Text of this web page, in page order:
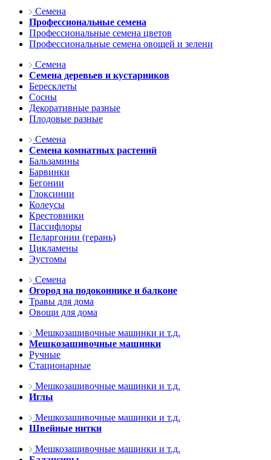
Семена
Профессиональные семена
Профессиональные семена цветов
Профессиональные семена овощей и зелени
Семена
Семена деревьев и кустарников
Бересклеты
Сосны
Декоративные разные
Плодовые разные
Семена
Семена комнатных растений
Бальзамины
Барвинки
Бегонии
Глоксинии
Колеусы
Крестовники
Пассифлоры
Пеларгонии (герань)
Цикламены
Эустомы
Семена
Огород на подоконнике и балконе
Травы для дома
Овощи для дома
Мешкозашивочные машинки и т.д.
Мешкозашивочные машинки
Ручные
Стационарные
Мешкозашивочные машинки и т.д.
Иглы
Мешкозашивочные машинки и т.д.
Швейные нитки
Мешкозашивочные машинки и т.д.